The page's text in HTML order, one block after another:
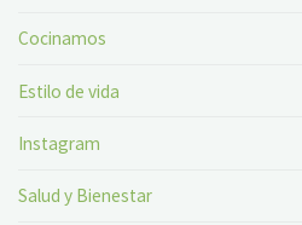
Cocinamos
Estilo de vida
Instagram
Salud y Bienestar